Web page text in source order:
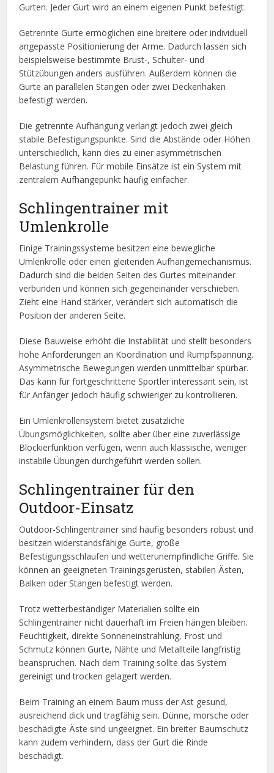
Gurten. Jeder Gurt wird an einem eigenen Punkt befestigt.
Getrennte Gurte ermöglichen eine breitere oder individuell
angepasste Positionierung der Arme. Dadurch lassen sich
beispielsweise bestimmte Brust-, Schulter- und
Stützübungen anders ausführen. Außerdem können die
Gurte an parallelen Stangen oder zwei Deckenhaken
befestigt werden.
Die getrennte Aufhängung verlangt jedoch zwei gleich
stabile Befestigungspunkte. Sind die Abstände oder Höhen
unterschiedlich, kann dies zu einer asymmetrischen
Belastung führen. Für mobile Einsätze ist ein System mit
zentralem Aufhängepunkt häufig einfacher.
Schlingentrainer mit
Umlenkrolle
Einige Trainingssysteme besitzen eine bewegliche
Umlenkrolle oder einen gleitenden Aufhängemechanismus.
Dadurch sind die beiden Seiten des Gurtes miteinander
verbunden und können sich gegeneinander verschieben.
Zieht eine Hand stärker, verändert sich automatisch die
Position der anderen Seite.
Diese Bauweise erhöht die Instabilität und stellt besonders
hohe Anforderungen an Koordination und Rumpfspannung.
Asymmetrische Bewegungen werden unmittelbar spürbar.
Das kann für fortgeschrittene Sportler interessant sein, ist
für Anfänger jedoch häufig schwieriger zu kontrollieren.
Ein Umlenkrollensystem bietet zusätzliche
Übungsmöglichkeiten, sollte aber über eine zuverlässige
Blockierfunktion verfügen, wenn auch klassische, weniger
instabile Übungen durchgeführt werden sollen.
Schlingentrainer für den
Outdoor-Einsatz
Outdoor-Schlingentrainer sind häufig besonders robust und
besitzen widerstandsfähige Gurte, große
Befestigungsschlaufen und wetterunempfindliche Griffe. Sie
können an geeigneten Trainingsgerüsten, stabilen Ästen,
Balken oder Stangen befestigt werden.
Trotz wetterbeständiger Materialien sollte ein
Schlingentrainer nicht dauerhaft im Freien hängen bleiben.
Feuchtigkeit, direkte Sonneneinstrahlung, Frost und
Schmutz können Gurte, Nähte und Metallteile langfristig
beanspruchen. Nach dem Training sollte das System
gereinigt und trocken gelagert werden.
Beim Training an einem Baum muss der Ast gesund,
ausreichend dick und tragfähig sein. Dünne, morsche oder
beschädigte Äste sind ungeeignet. Ein breiter Baumschutz
kann zudem verhindern, dass der Gurt die Rinde
beschädigt.